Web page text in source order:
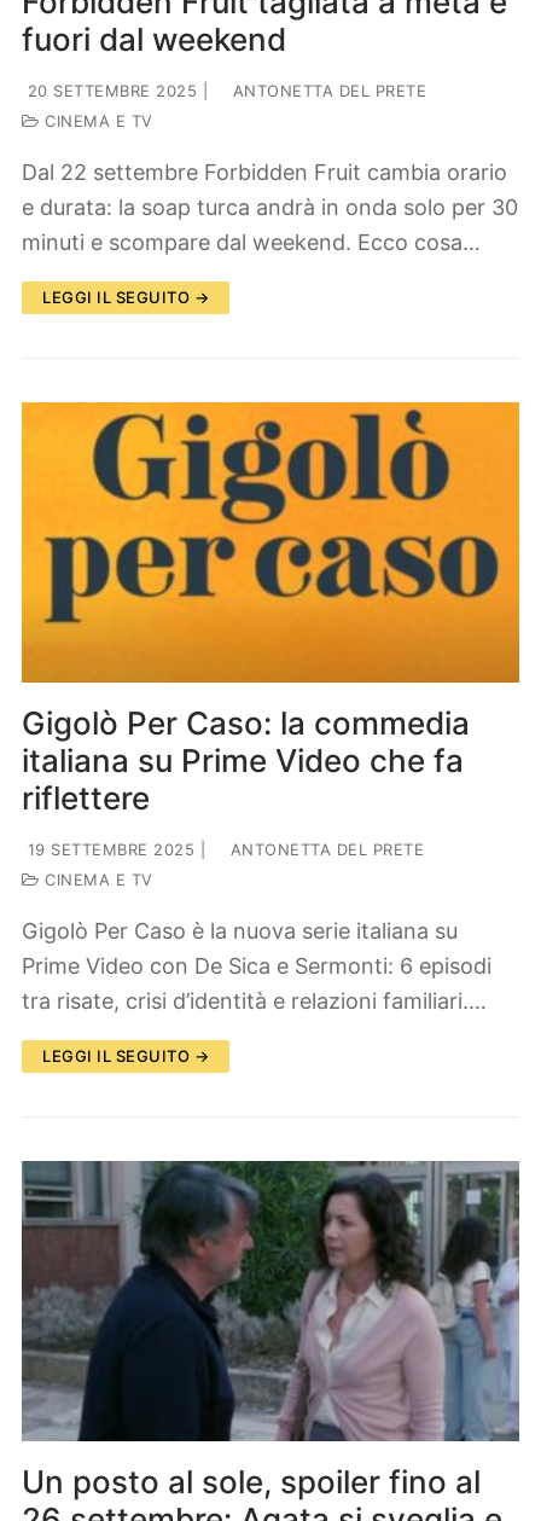
fuori dal weekend
20 SETTEMBRE 2025
ANTONETTA DEL PRETE
CINEMA E TV
Dal 22 settembre Forbidden Fruit cambia orario
e durata: la soap turca andrà in onda solo per 30
minuti e scompare dal weekend. Ecco cosa…
LEGGI IL SEGUITO →
Gigolò Per Caso: la commedia
italiana su Prime Video che fa
riflettere
19 SETTEMBRE 2025
ANTONETTA DEL PRETE
CINEMA E TV
Gigolò Per Caso è la nuova serie italiana su
Prime Video con De Sica e Sermonti: 6 episodi
tra risate, crisi d’identità e relazioni familiari.…
LEGGI IL SEGUITO →
Un posto al sole, spoiler fino al